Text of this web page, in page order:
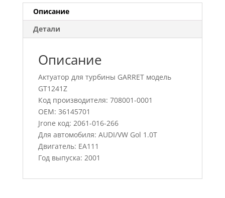
Описание
Детали
Описание
Актуатор для турбины GARRET модель
GT1241Z
Код производителя: 708001-0001
OEM: 36145701
Jrone код: 2061-016-266
Для автомобиля: AUDI/VW Gol 1.0T
Двигатель: EA111
Год выпуска: 2001